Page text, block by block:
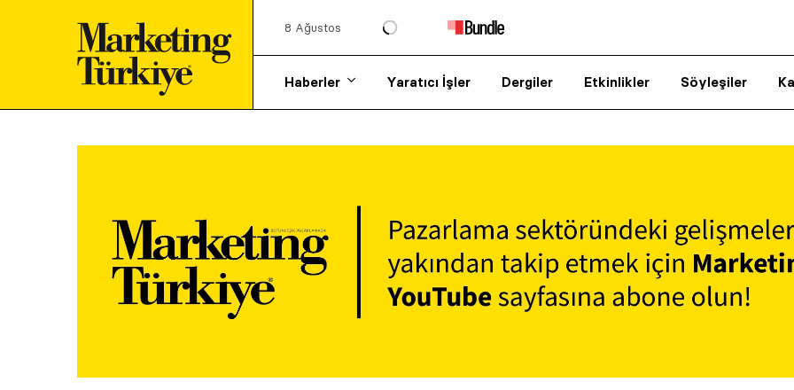
8 Ağustos
Haberler Yaratıcı İşler Dergiler Etkinlikler Söyleşiler